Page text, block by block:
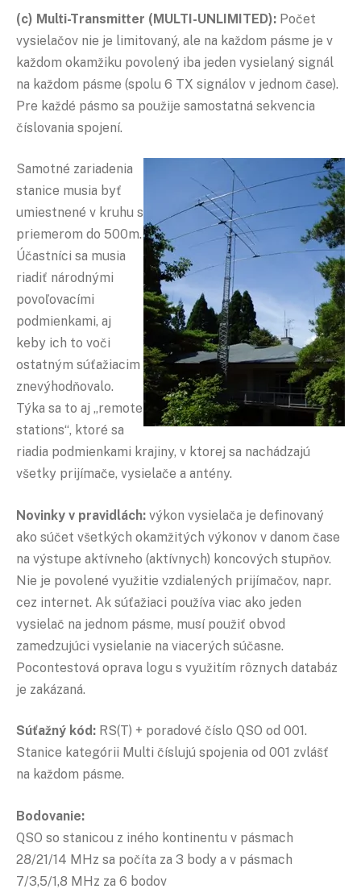
(c) Multi-Transmitter (MULTI-UNLIMITED): Počet
vysielačov nie je limitovaný, ale na každom pásme je v
každom okamžiku povolený iba jeden vysielaný signál
na každom pásme (spolu 6 TX signálov v jednom čase).
Pre každé pásmo sa použije samostatná sekvencia
číslovania spojení.
Samotné zariadenia
stanice musia byť
umiestnené v kruhu s
priemerom do 500m.
Účastníci sa musia
riadiť národnými
povoľovacími
podmienkami, aj
keby ich to voči
ostatným súťažiacim
znevýhodňovalo.
Týka sa to aj „remote
stations“, ktoré sa
riadia podmienkami krajiny, v ktorej sa nachádzajú
všetky prijímače, vysielače a antény.
Novinky v pravidlách: výkon vysielača je definovaný
ako súčet všetkých okamžitých výkonov v danom čase
na výstupe aktívneho (aktívnych) koncových stupňov.
Nie je povolené využitie vzdialených prijímačov, napr.
cez internet. Ak súťažiaci používa viac ako jeden
vysielač na jednom pásme, musí použiť obvod
zamedzujúci vysielanie na viacerých súčasne.
Pocontestová oprava logu s využitím rôznych databáz
je zakázaná.
Súťažný kód: RS(T) + poradové číslo QSO od 001.
Stanice kategórii Multi číslujú spojenia od 001 zvlášť
na každom pásme.
Bodovanie:
QSO so stanicou z iného kontinentu v pásmach
28/21/14 MHz sa počíta za 3 body a v pásmach
7/3,5/1,8 MHz za 6 bodov